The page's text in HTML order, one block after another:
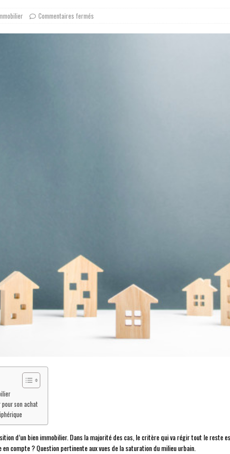
Commentaires fermés
son achat
d’un bien immobilier. Dans la majorité des cas, le critère qui va régir tout le reste
compte ? Question pertinente aux vues de la saturation du milieu urbain.